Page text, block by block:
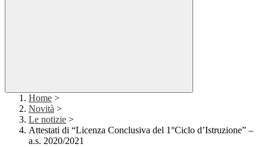
Home >
Novità >
Le notizie >
Attestati di “Licenza Conclusiva del 1°Ciclo d’Istruzione” –
a.s. 2020/2021